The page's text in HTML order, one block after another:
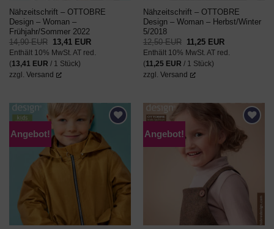
Nähzeitschrift – OTTOBRE
Design – Woman –
Frühjahr/Sommer 2022
14,90EUR
Ursprünglicher
Preis
war:
14,90 EUR
13,41 EURAktueller
Preis
ist:
Enthält 10% MwSt. AT red.
(13,41 EUR / 1 Stück)
zzgl. Versand
Nähzeitschrift – OTTOBRE
Design – Woman – Herbst/Winter
5/2018
12,50EUR
Ursprünglicher
Preis
war:
12,50 EUR
11,25 EURAktueller
Preis
ist:
Enthält 10% MwSt. AT red.
(11,25 EUR / 1 Stück)
zzgl. Versand
Angebot!
AUF DEN
WUNSCHZETTEL
Angebot!
AUF DEN
WUNSCHZETTEL